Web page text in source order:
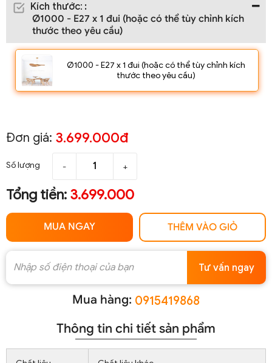
Kích thước: :
Ø1000 - E27 x 1 đui (hoặc có thể tùy chỉnh kích
thước theo yêu cầu)
Ø1000 - E27 x 1 đui (hoặc có thể tùy chỉnh kích
thước theo yêu cầu)
Đơn giá: 3.699.000đ
Số lượng - +
Tổng tiền: 3.699.000
MUA NGAY THÊM VÀO GIỎ
Tư vấn ngay
Mua hàng: 0915419868
Thông tin chi tiết sản phẩm